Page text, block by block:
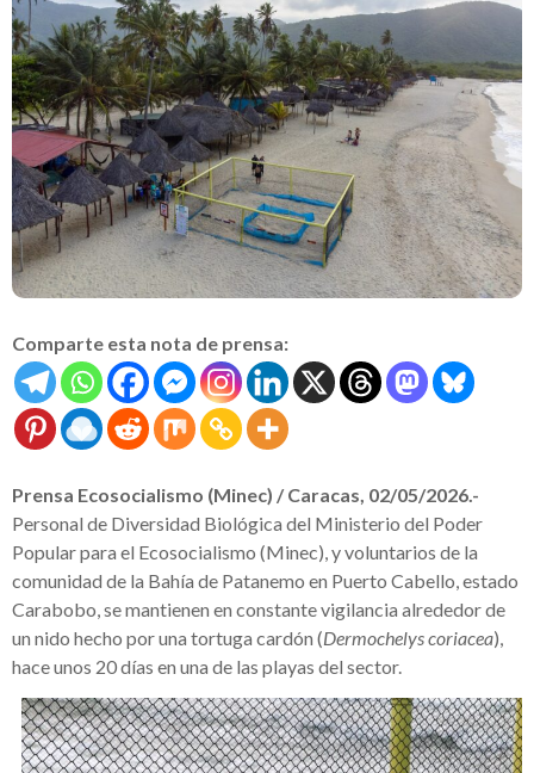
Comparte esta nota de prensa:
Prensa Ecosocialismo (Minec) / Caracas, 02/05/2026.-
Personal de Diversidad Biológica del Ministerio del Poder
Popular para el Ecosocialismo (Minec), y voluntarios de la
comunidad de la Bahía de Patanemo en Puerto Cabello, estado
Carabobo, se mantienen en constante vigilancia alrededor de
un nido hecho por una tortuga cardón (Dermochelys coriacea),
hace unos 20 días en una de las playas del sector.